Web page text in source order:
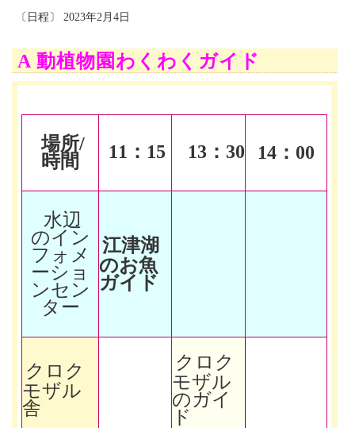
〔日程〕 2023年2月4日
A 動植物園わくわくガイド
場所/
時間
11 ：15 13 ：30 14 ：00
水辺
のイン
フォメ
ーショ
ンセン
ター
江津湖
のお魚
ガイド
クロク
モザル
舎
クロク
モザル
のガイ
ド